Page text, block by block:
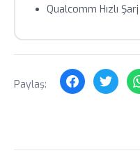
Qualcomm Hızlı Şarj
Paylaş: